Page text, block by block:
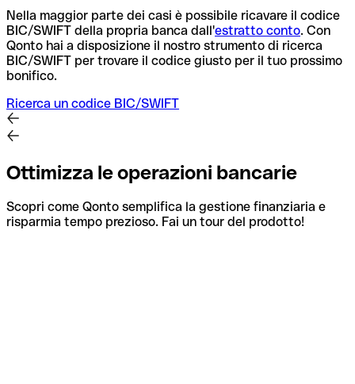
Nella maggior parte dei casi è possibile ricavare il codice
BIC/SWIFT della propria banca dall'estratto conto. Con
Qonto hai a disposizione il nostro strumento di ricerca
BIC/SWIFT per trovare il codice giusto per il tuo prossimo
bonifico.
Ricerca un codice BIC/SWIFT
Ottimizza le operazioni bancarie
Scopri come Qonto semplifica la gestione finanziaria e
risparmia tempo prezioso. Fai un tour del prodotto!